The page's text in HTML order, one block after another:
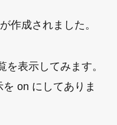
作成されました。
表示してみます。
on にしてありま